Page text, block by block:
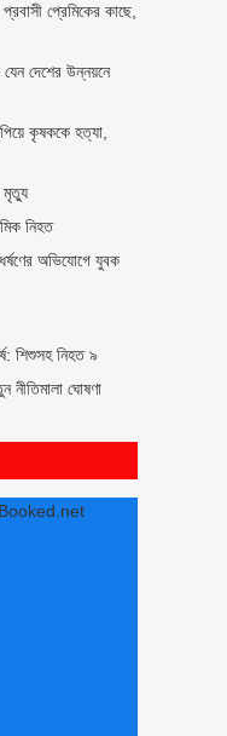
প্রেমিকের কাছে,
যেন দেশের উন্নয়নে
কৃষককে হত্যা,
মৃত্যু
নিহত
অভিযোগে যুবক
শিশুসহ নিহত ৯
নীতিমালা ঘোষণা